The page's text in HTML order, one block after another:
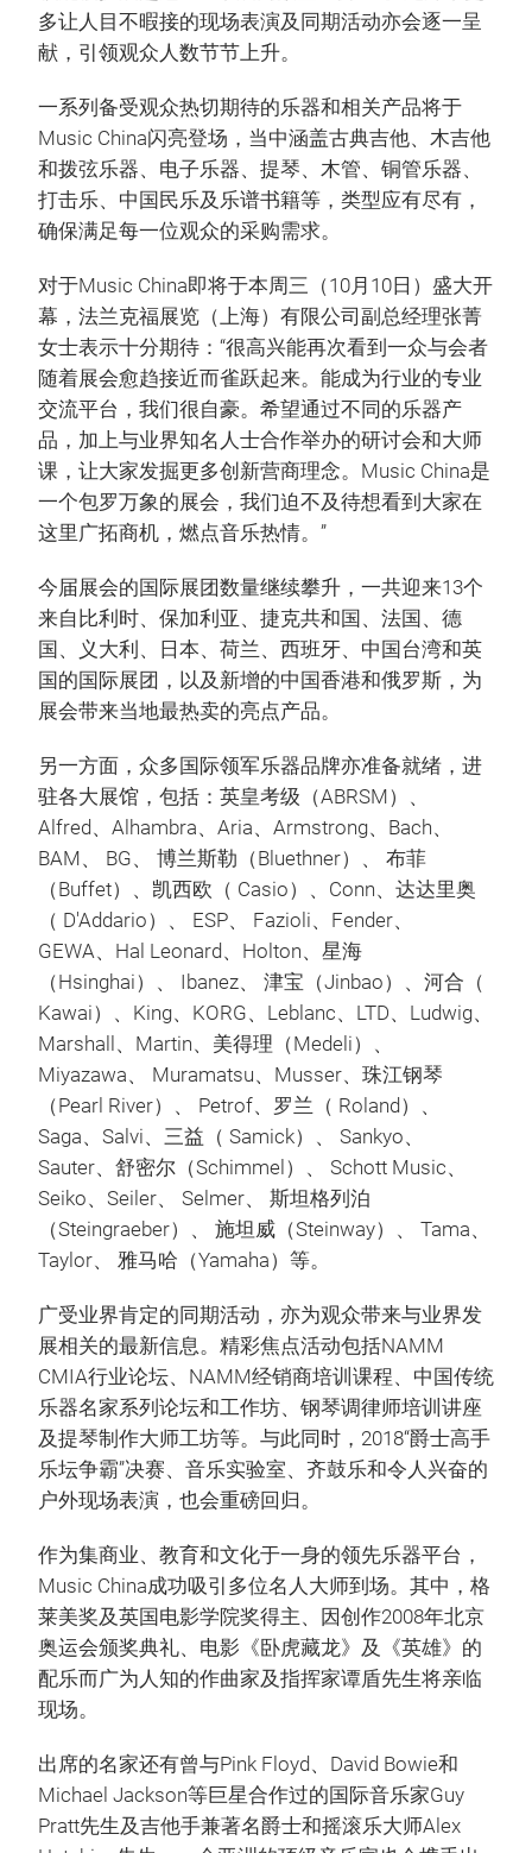
多让人目不暇接的现场表演及同期活动亦会逐一呈
献，引领观众人数节节上升。
一系列备受观众热切期待的乐器和相关产品将于
Music China闪亮登场，当中涵盖古典吉他、木吉他
和拨弦乐器、电子乐器、提琴、木管、铜管乐器、
打击乐、中国民乐及乐谱书籍等，类型应有尽有，
确保满足每一位观众的采购需求。
对于Music China即将于本周三（10月10日）盛大开
幕，法兰克福展览（上海）有限公司副总经理张菁
女士表示十分期待：“很高兴能再次看到一众与会者
随着展会愈趋接近而雀跃起来。能成为行业的专业
交流平台，我们很自豪。希望通过不同的乐器产
品，加上与业界知名人士合作举办的研讨会和大师
课，让大家发掘更多创新营商理念。Music China是
一个包罗万象的展会，我们迫不及待想看到大家在
这里广拓商机，燃点音乐热情。”
今届展会的国际展团数量继续攀升，一共迎来13个
来自比利时、保加利亚、捷克共和国、法国、德
国、义大利、日本、荷兰、西班牙、中国台湾和英
国的国际展团，以及新增的中国香港和俄罗斯，为
展会带来当地最热卖的亮点产品。
另一方面，众多国际领军乐器品牌亦准备就绪，进
驻各大展馆，包括：英皇考级（ABRSM）、
Alfred、Alhambra、Aria、Armstrong、Bach、
BAM、 BG、 博兰斯勒（Bluethner）、 布菲
（Buffet）、凯西欧（ Casio）、Conn、达达里奥
（ D'Addario）、 ESP、 Fazioli、Fender、
GEWA、Hal Leonard、Holton、星海
（Hsinghai）、 Ibanez、 津宝（Jinbao）、河合（
Kawai）、King、KORG、Leblanc、LTD、Ludwig、
Marshall、Martin、美得理（Medeli）、
Miyazawa、 Muramatsu、Musser、珠江钢琴
（Pearl River）、 Petrof、罗兰（ Roland）、
Saga、Salvi、三益（ Samick）、 Sankyo、
Sauter、舒密尔（Schimmel）、 Schott Music、
Seiko、Seiler、 Selmer、 斯坦格列泊
（Steingraeber）、 施坦威（Steinway）、 Tama、
Taylor、 雅马哈（Yamaha）等。
广受业界肯定的同期活动，亦为观众带来与业界发
展相关的最新信息。精彩焦点活动包括NAMM
CMIA行业论坛、NAMM经销商培训课程、中国传统
乐器名家系列论坛和工作坊、钢琴调律师培训讲座
及提琴制作大师工坊等。与此同时，2018“爵士高手
乐坛争霸”决赛、音乐实验室、齐鼓乐和令人兴奋的
户外现场表演，也会重磅回归。
作为集商业、教育和文化于一身的领先乐器平台，
Music China成功吸引多位名人大师到场。其中，格
莱美奖及英国电影学院奖得主、因创作2008年北京
奥运会颁奖典礼、电影《卧虎藏龙》及《英雄》的
配乐而广为人知的作曲家及指挥家谭盾先生将亲临
现场。
出席的名家还有曾与Pink Floyd、David Bowie和
Michael Jackson等巨星合作过的国际音乐家Guy
Pratt先生及吉他手兼著名爵士和摇滚乐大师Alex